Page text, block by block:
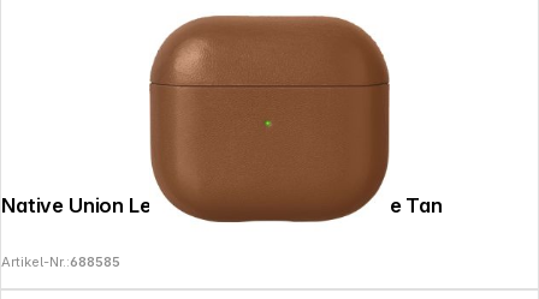
Native Union Leather AirPods 3. Gen Case Tan
Artikel-Nr.:688585